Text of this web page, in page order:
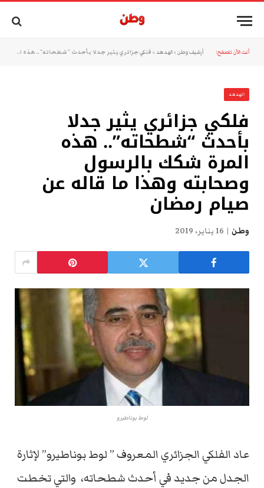
أنت الآن تتصفح: أرشيف وطن »الهدهد » فلكي جزائري يثير جدلا بأحدث “شطحاته”.. هذه المرة شكك بالرسول وصحابته وهذا ما قاله عن صيام رمضان
الهدهد
فلكي جزائري يثير جدلا
بأحدث “شطحاته”.. هذه
المرة شكك بالرسول
وصحابته وهذا ما قاله عن
صيام رمضان
وطن 16 يناير، 2019
لوط بوناطيرو
عاد الفلكي الجزائري المعروف ” لوط بوناطيرو” لإثارة
الجدل من جديد في أحدث شطحاته، والتي تخطت